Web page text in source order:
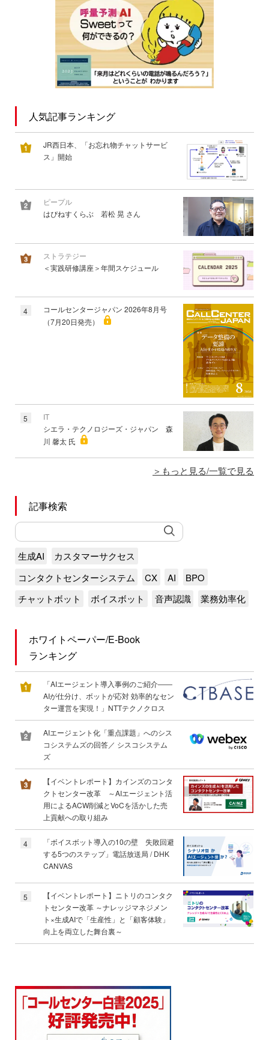
人気記事ランキング
JR西日本、「お忘れ物チャットサービ
ス」開始
ピープル
はぴねすくらぶ 若松 晃 さん
ストラテジー
＜実践研修講座＞年間スケジュール
4
コールセンタージャパン 2026年8月号
（7月20日発売）
5
IT
シエラ・テクノロジーズ・ジャパン 森
川 馨太 氏
もっと見る/一覧で見る
記事検索
生成AI
カスタマーサクセス
コンタクトセンターシステム
CX AI
BPO
チャットボット
ボイスボット 音声認識 業務効率化
ホワイトペーパー/E-Book
ランキング
「AIエージェント導入事例のご紹介――
AIが仕分け、ボットが応対 効率的なセン
ター運営を実現！」NTTテクノクロス
AIエージェント化「重点課題」へのシス
コシステムズの回答／ シスコシステム
ズ
【イベントレポート】カインズのコンタ
クトセンター改革 ～AIエージェント活
用によるACW削減とVoCを活かした売
上貢献への取り組み
4
「ボイスボット導入の10の壁 失敗回避
する5つのステップ」電話放送局 / DHK
CANVAS
5
【イベントレポート】ニトリのコンタク
トセンター改革 ～ナレッジマネジメン
ト×生成AIで「生産性」と「顧客体験」
向上を両立した舞台裏～